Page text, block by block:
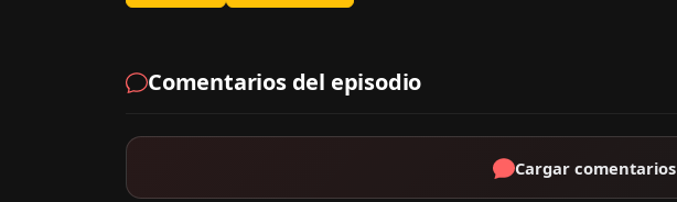
Comentarios del episodio
Cargar comentarios